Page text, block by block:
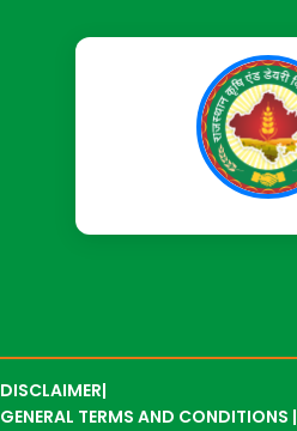
DISCLAIMER|
GENERAL TERMS AND CONDITIONS |